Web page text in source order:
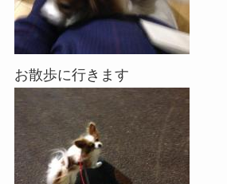
お散歩に行きます